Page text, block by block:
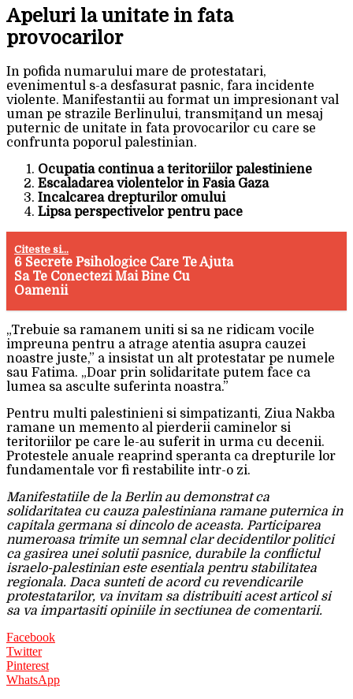
Apeluri la unitate in fata
provocarilor
In pofida numarului mare de protestatari,
evenimentul s-a desfasurat pasnic, fara incidente
violente. Manifestantii au format un impresionant val
uman pe strazile Berlinului, transmiţand un mesaj
puternic de unitate in fata provocarilor cu care se
confrunta poporul palestinian.
Ocupatia continua a teritoriilor palestiniene
Escaladarea violentelor in Fasia Gaza
Incalcarea drepturilor omului
Lipsa perspectivelor pentru pace
Citeste si...
6 Secrete Psihologice Care Te Ajuta
Sa Te Conectezi Mai Bine Cu
Oamenii
„Trebuie sa ramanem uniti si sa ne ridicam vocile
impreuna pentru a atrage atentia asupra cauzei
noastre juste,” a insistat un alt protestatar pe numele
sau Fatima. „Doar prin solidaritate putem face ca
lumea sa asculte suferinta noastra.”
Pentru multi palestinieni si simpatizanti, Ziua Nakba
ramane un memento al pierderii caminelor si
teritoriilor pe care le-au suferit in urma cu decenii.
Protestele anuale reaprind speranta ca drepturile lor
fundamentale vor fi restabilite intr-o zi.
Manifestatiile de la Berlin au demonstrat ca
solidaritatea cu cauza palestiniana ramane puternica in
capitala germana si dincolo de aceasta. Participarea
numeroasa trimite un semnal clar decidentilor politici
ca gasirea unei solutii pasnice, durabile la conflictul
israelo-palestinian este esentiala pentru stabilitatea
regionala. Daca sunteti de acord cu revendicarile
protestatarilor, va invitam sa distribuiti acest articol si
sa va impartasiti opiniile in sectiunea de comentarii.
Facebook
Twitter
Pinterest
WhatsApp